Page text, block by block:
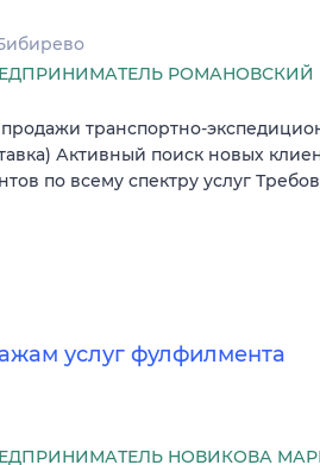
РОМАНОВСКИЙ
транспортно-
Активный поиск новых
по всему спектру услуг
услуг фулфилмента
НОВИКОВА